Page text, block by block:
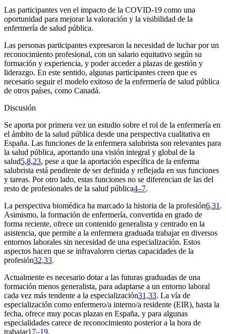
Las participantes ven el impacto de la COVID-19 como una
oportunidad para mejorar la valoración y la visibilidad de la
enfermería de salud pública.
Las personas participantes expresaron la necesidad de luchar por un
reconocimiento profesional, con un salario equitativo según su
formación y experiencia, y poder acceder a plazas de gestión y
liderazgo. En este sentido, algunas participantes creen que es
necesario seguir el modelo exitoso de la enfermería de salud pública
de otros países, como Canadá.
Discusión
Se aporta por primera vez un estudio sobre el rol de la enfermería en
el ámbito de la salud pública desde una perspectiva cualitativa en
España. Las funciones de la enfermera salubrista son relevantes para
la salud pública, aportando una visión integral y global de la
salud5,8,23, pese a que la aportación específica de la enferma
salubrista está pendiente de ser definida y reflejada en sus funciones
y tareas. Por otro lado, estas funciones no se diferencian de las del
resto de profesionales de la salud pública4–7.
La perspectiva biomédica ha marcado la historia de la profesión6,31 .
Asimismo, la formación de enfermería, convertida en grado de
forma reciente, ofrece un contenido generalista y centrado en la
asistencia, que permite a la enfermera graduada trabajar en diversos
entornos laborales sin necesidad de una especialización. Estos
aspectos hacen que se infravaloren ciertas capacidades de la
profesión32,33.
Actualmente es necesario dotar a las futuras graduadas de una
formación menos generalista, para adaptarse a un entorno laboral
cada vez más tendente a la especialización31,33. La vía de
especialización como enfermero/a interno/a residente (EIR), hasta la
fecha, ofrece muy pocas plazas en España, y para algunas
especialidades carece de reconocimiento posterior a la hora de
trabajar17–19.